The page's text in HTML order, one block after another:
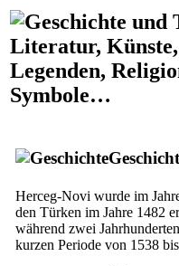
Literatur,
Legenden,
Symbole…
Herceg-Novi wurde im
den Türken im Jahre 1482
während zwei
kurzen Periode von 1538